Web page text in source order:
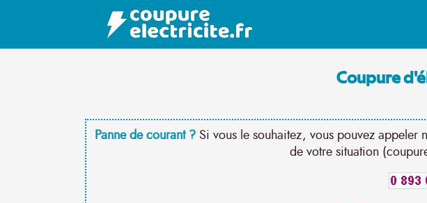
Coupure
Panne de courant ? Si vous le souhaitez, vous pouvez
de votre situation